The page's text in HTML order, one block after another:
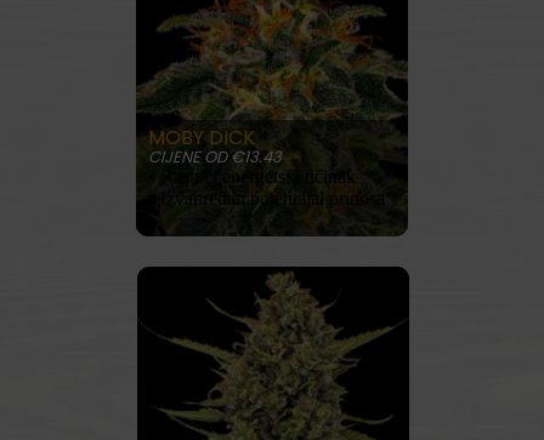
MOBY DICK
CIJENE OD €13.43
• Rastući energetski učinak
• Izvanredan potencijal prinosa